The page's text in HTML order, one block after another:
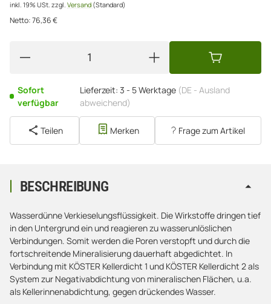
inkl. 19% USt. zzgl. Versand (Standard)
Netto:76,36€
Sofort
verfügbar
Lieferzeit: 3 - 5 Werktage (DE - Ausland
abweichend)
Teilen Merken Frage zum Artikel
BESCHREIBUNG
Wasserdünne Verkieselungsflüssigkeit. Die Wirkstoffe dringen tief
in den Untergrund ein und reagieren zu wasserunlöslichen
Verbindungen. Somit werden die Poren verstopft und durch die
fortschreitende Mineralisierung dauerhaft abgedichtet. In
Verbindung mit KÖSTER Kellerdicht 1 und KÖSTER Kellerdicht 2 als
System zur Negativabdichtung von mineralischen Flächen, u.a.
als Kellerinnenabdichtung, gegen drückendes Wasser.